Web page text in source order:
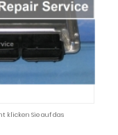
klicken Sie auf das